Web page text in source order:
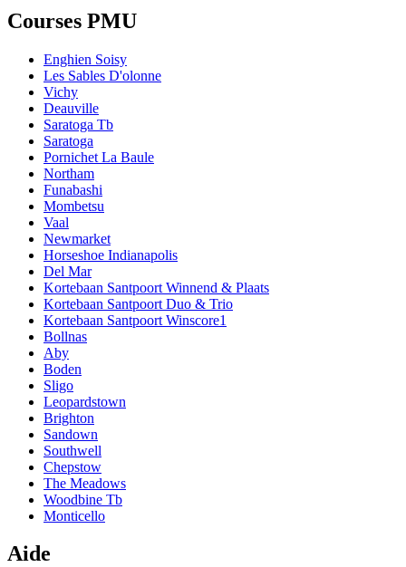
Courses PMU
Enghien Soisy
Les Sables D'olonne
Vichy
Deauville
Saratoga Tb
Saratoga
Pornichet La Baule
Northam
Funabashi
Mombetsu
Vaal
Newmarket
Horseshoe Indianapolis
Del Mar
Kortebaan Santpoort Winnend & Plaats
Kortebaan Santpoort Duo & Trio
Kortebaan Santpoort Winscore1
Bollnas
Aby
Boden
Sligo
Leopardstown
Brighton
Sandown
Southwell
Chepstow
The Meadows
Woodbine Tb
Monticello
Aide